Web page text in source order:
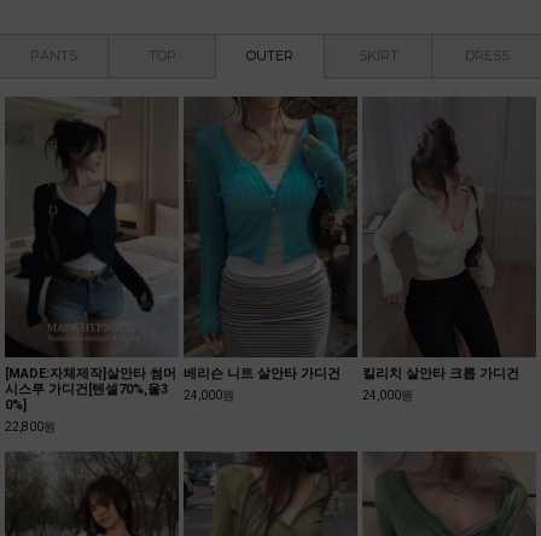
PANTS TOP OUTER SKIRT DRESS
[MADE:자체제작]폴딩 언발
롱스커트
25,800원
테비슨 단가라 폴딩 롱스커트
30,500원
오디렌 트레이닝 롱스커트
26,000원